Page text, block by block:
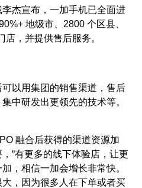
杰宣布，一加手机已全面进
地级市、2800 个区县、
，并提供售后服务。
以用集团的销售渠道，售后
中研发出更领先的技术等。
融合后获得的渠道资源加
“有更多的线下体验店，让更
，相信一加会增长非常快。
，因为很多人在下单或者买